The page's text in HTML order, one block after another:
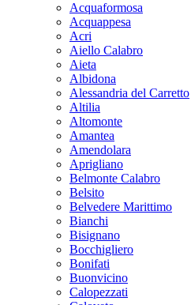
Acquaformosa
Acquappesa
Acri
Aiello Calabro
Aieta
Albidona
Alessandria del Carretto
Altilia
Altomonte
Amantea
Amendolara
Aprigliano
Belmonte Calabro
Belsito
Belvedere Marittimo
Bianchi
Bisignano
Bocchigliero
Bonifati
Buonvicino
Calopezzati